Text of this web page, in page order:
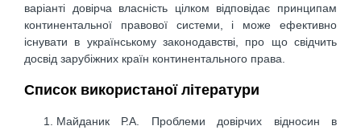
варіанті довірча власність цілком відповідає принципам
континентальної правової системи, і може ефективно
існувати в українському законодавстві, про що свідчить
досвід зарубіжних країн континентального права.
Список використаної літератури
Майданик Р.А. Проблеми довірчих відносин в